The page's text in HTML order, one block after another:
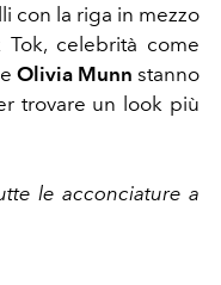
con la riga in mezzo
celebrità come
e Olivia Munn stanno
trovare un look più
le acconciature a